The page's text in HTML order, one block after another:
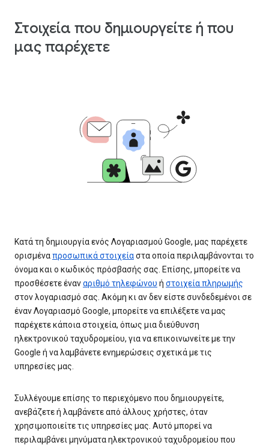
Στοιχεία που δημιουργείτε ή που
μας παρέχετε
Κατά τη δημιουργία ενός Λογαριασμού Google, μας παρέχετε
ορισμέναπροσωπικά στοιχείαστα οποία περιλαμβάνονται το
όνομα και ο κωδικός πρόσβασής σας. Επίσης, μπορείτε να
προσθέσετε έναναριθμό τηλεφώνου ή στοιχεία πληρωμής
στον λογαριασμό σας. Ακόμη κι αν δεν είστε συνδεδεμένοι σε
έναν Λογαριασμό Google, μπορείτε να επιλέξετε να μας
παρέχετε κάποια στοιχεία, όπως μια διεύθυνση
ηλεκτρονικού ταχυδρομείου, για να επικοινωνείτε με την
Google ή να λαμβάνετε ενημερώσεις σχετικά με τις
υπηρεσίες μας.
Συλλέγουμε επίσης το περιεχόμενο που δημιουργείτε,
ανεβάζετε ή λαμβάνετε από άλλους χρήστες, όταν
χρησιμοποιείτε τις υπηρεσίες μας. Αυτό μπορεί να
περιλαμβάνει μηνύματα ηλεκτρονικού ταχυδρομείου που